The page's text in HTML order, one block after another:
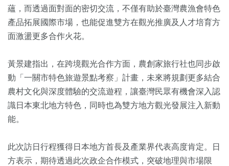
蘊，而透過面對面的密切交流，不僅有助於臺灣農漁會特色
產品拓展國際市場，也能促進雙方在觀光推廣及人才培育方
面激盪更多合作火花。
黃景建指出，在跨境觀光合作方面，農創家旅行社也同步啟
動「一關市特色旅遊景點考察」計畫，未來將規劃更多結合
農村文化與深度體驗的交流遊程，讓臺灣民眾有機會深入認
識日本東北地方特色，同時也為雙方地方觀光發展注入新動
能。
此次訪日行程獲得日本地方首長及產業界代表高度肯定。日
方表示，期待透過此次政企合作模式，突破地理與市場限